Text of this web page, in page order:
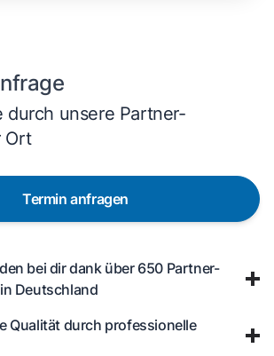
durch unsere Partner-
Ort
Termin anfragen
bei dir dank über 650 Partner-
Deutschland
Qualität durch professionelle